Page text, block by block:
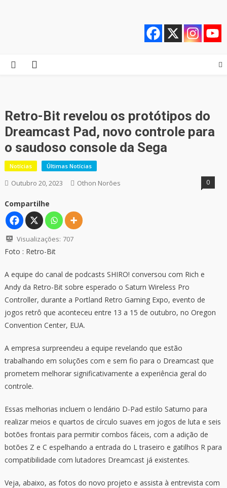
Quebrando o Controle
Retro-Bit revelou os protótipos do
Dreamcast Pad, novo controle para
o saudoso console da Sega
Notícias Últimas Notícias
Outubro 20, 2023 Othon Norões 0
Compartilhe
Visualizações: 707
Foto : Retro-Bit
A equipe do canal de podcasts SHIRO! conversou com Rich e
Andy da Retro-Bit sobre esperado o Saturn Wireless Pro
Controller, durante a Portland Retro Gaming Expo, evento de
jogos retrô que aconteceu entre 13 a 15 de outubro, no Oregon
Convention Center, EUA.
A empresa surpreendeu a equipe revelando que estão
trabalhando em soluções com e sem fio para o Dreamcast que
prometem melhorar significativamente a experiência geral do
controle.
Essas melhorias incluem o lendário D-Pad estilo Saturno para
realizar meios e quartos de círculo suaves em jogos de luta e seis
botões frontais para permitir combos fáceis, com a adição de
botões Z e C espelhando a entrada do L traseiro e gatilhos R para
compatibilidade com lutadores Dreamcast já existentes.
Veja, abaixo, as fotos do novo projeto e assista à entrevista com